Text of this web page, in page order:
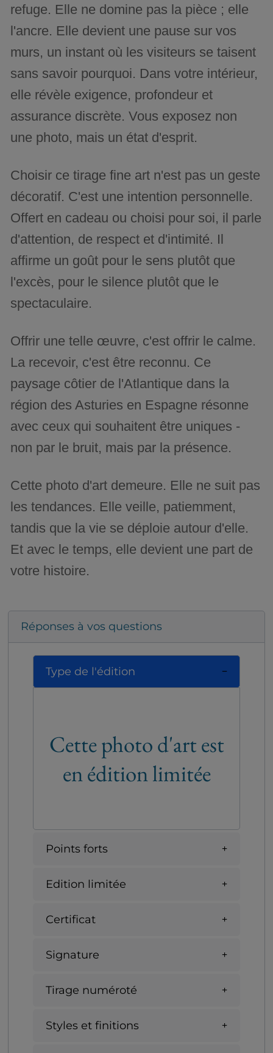
refuge. Elle ne domine pas la pièce ; elle
l'ancre. Elle devient une pause sur vos
murs, un instant où les visiteurs se taisent
sans savoir pourquoi. Dans votre intérieur,
elle révèle exigence, profondeur et
assurance discrète. Vous exposez non
une photo, mais un état d'esprit.
Choisir ce tirage fine art n'est pas un geste
décoratif. C'est une intention personnelle.
Offert en cadeau ou choisi pour soi, il parle
d'attention, de respect et d'intimité. Il
affirme un goût pour le sens plutôt que
l'excès, pour le silence plutôt que le
spectaculaire.
Offrir une telle œuvre, c'est offrir le calme.
La recevoir, c'est être reconnu. Ce
paysage côtier de l'Atlantique dans la
région des Asturies en Espagne résonne
avec ceux qui souhaitent être uniques -
non par le bruit, mais par la présence.
Cette photo d'art demeure. Elle ne suit pas
les tendances. Elle veille, patiemment,
tandis que la vie se déploie autour d'elle.
Et avec le temps, elle devient une part de
votre histoire.
Réponses à vos questions
Type de l'édition
Cette photo d'art est
en édition limitée
Points forts
Edition limitée
Certificat
Signature
Tirage numéroté
Styles et finitions